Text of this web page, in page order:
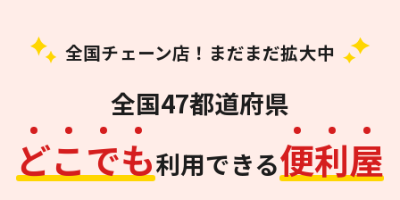
全国チェーン店！まだまだ拡大中
全国47都道府県
どこでも利用できる便利屋